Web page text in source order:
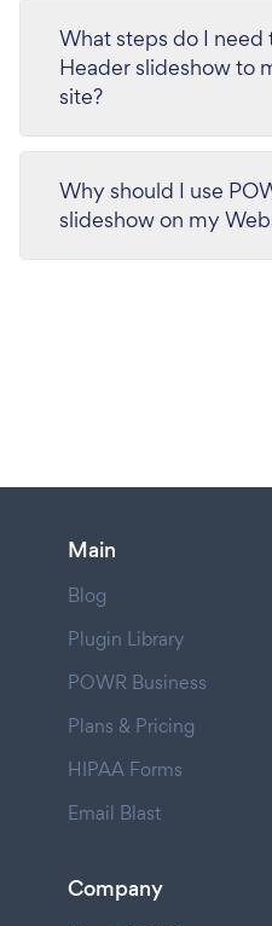
What steps do I
Header slideshow to
site?
Why should I use
slideshow on my
Main
Blog
Plugin Library
POWR Business
Plans & Pricing
HIPAA Forms
Email Blast
Company